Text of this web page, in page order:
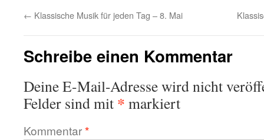
← Klassische Musik für jeden Tag – 8. Mai
Schreibe einen Kommentar
Deine E-Mail-Adresse wird nicht
Felder sind mit * markiert
Kommentar*